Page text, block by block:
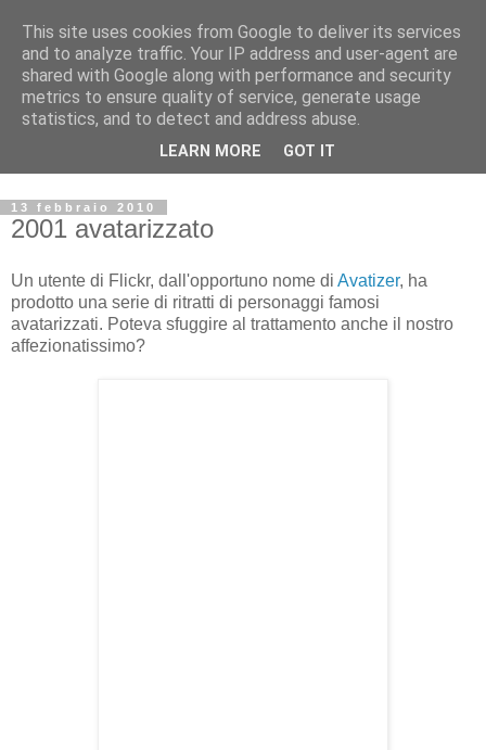
Archivio Kubrick: Blog
Commenti e notizie su Stanley Kubrick.
Segnalazione di eventi, nuovi libri in uscita, recensioni,
mostre e appuntamenti.
13 febbraio 2010
2001 avatarizzato
Un utente di Flickr, dall'opportuno nome di Avatizer, ha
prodotto una serie di ritratti di personaggi famosi
avatarizzati. Poteva sfuggire al trattamento anche il nostro
affezionatissimo?
This site uses cookies from Google to deliver its services
and to analyze traffic. Your IP address and user-agent are
shared with Google along with performance and security
metrics to ensure quality of service, generate usage
statistics, and to detect and address abuse.
LEARN MORE GOT IT